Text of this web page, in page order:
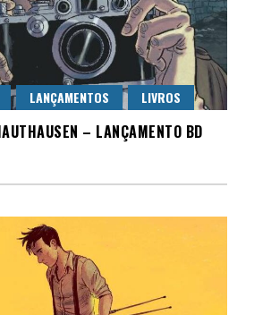
LANÇAMENTOS LIVROS
– LANÇAMENTO BD